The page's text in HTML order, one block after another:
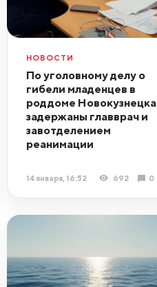
НОВОСТИ
По уголовному делу о
гибели младенцев в
роддоме Новокузнецка
задержаны главврач и
завотделением
реанимации
14 января, 16:52 692 0